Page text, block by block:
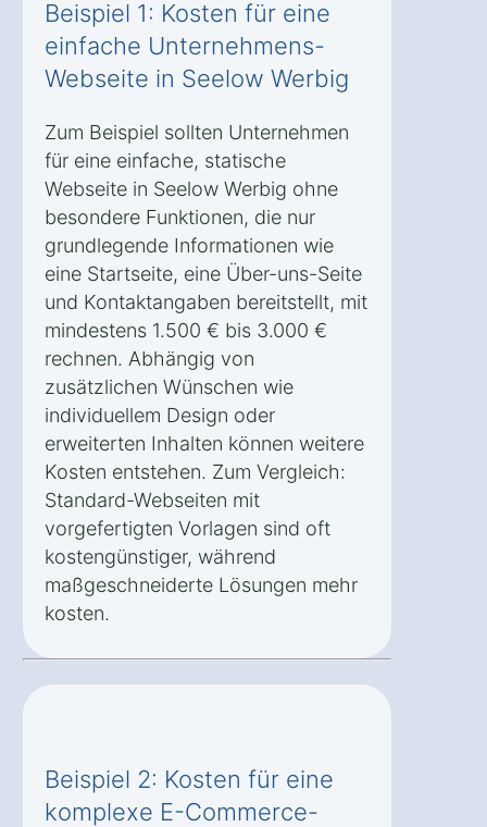
Beispiel 1: Kosten für eine
einfache Unternehmens-
Webseite in Seelow Werbig
Zum Beispiel sollten Unternehmen
für eine einfache, statische
Webseite in Seelow Werbig ohne
besondere Funktionen, die nur
grundlegende Informationen wie
eine Startseite, eine Über-uns-Seite
und Kontaktangaben bereitstellt, mit
mindestens 1.500 € bis 3.000 €
rechnen. Abhängig von
zusätzlichen Wünschen wie
individuellem Design oder
erweiterten Inhalten können weitere
Kosten entstehen. Zum Vergleich:
Standard-Webseiten mit
vorgefertigten Vorlagen sind oft
kostengünstiger, während
maßgeschneiderte Lösungen mehr
kosten.
Beispiel 2: Kosten für eine
komplexe E-Commerce-